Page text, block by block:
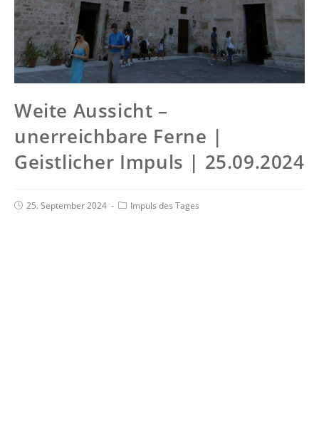
Weite Aussicht –
unerreichbare Ferne |
Geistlicher Impuls | 25.09.2024
25. September 2024 Impuls des Tages